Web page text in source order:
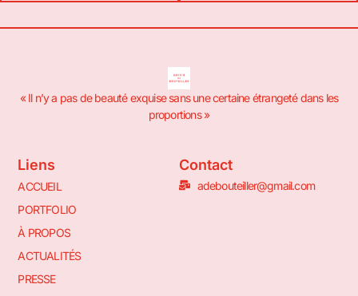
« Il n’y a pas de beauté exquise sans une certaine étrangeté dans les
proportions »
Liens
ACCUEIL
PORTFOLIO
À PROPOS
ACTUALITÉS
PRESSE
Contact
adebouteiller@gmail.com